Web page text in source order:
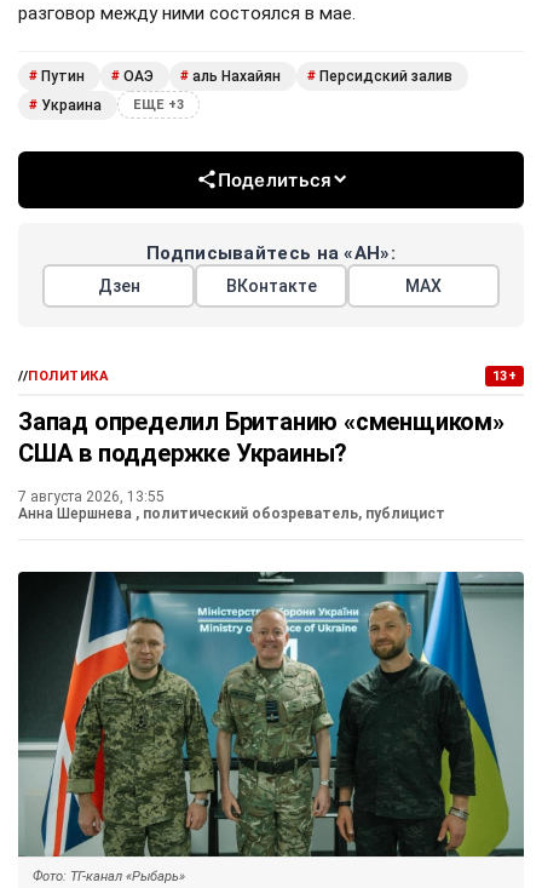
разговор между ними состоялся в мае.
# Путин # ОАЭ # аль Нахайян # Персидский залив
# Украина ЕЩЕ +3
Поделиться
Подписывайтесь на «АН»:
Дзен ВКонтакте МАХ
//ПОЛИТИКА 13+
Запад определил Британию «сменщиком»
США в поддержке Украины?
7 августа 2026, 13:55
Анна Шершнева , политический обозреватель, публицист
Фото: ТГ-канал «Рыбарь»